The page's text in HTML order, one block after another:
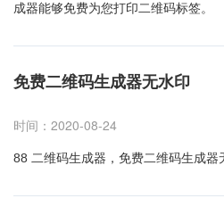
恶性竞争，线下建材商有些会压低价
在手机APP上看到建材的照片和产品
作为参考材料。 4.分类推荐：手机APP可以分类推荐
给用户推荐不同的产品，方便用户购
xDigit作为专业的建材类APP开发公
开发出守用户喜欢的APP
成器能够免费为您打印二维码标签。
免费二维码生成器无水印
时间：2020-08-24
88 二维码生成器，免费二维码生成器